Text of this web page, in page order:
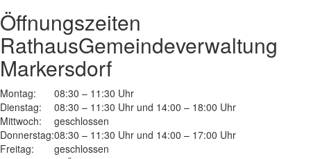
Öffnungszeiten
RathausGemeindeverwaltung
Markersdorf
Montag:
08:30 – 11:30 Uhr
Dienstag:
08:30 – 11:30 Uhr und 14:00 – 18:00 Uhr
Mittwoch:
geschlossen
Donnerstag:08:30 – 11:30 Uhr und 14:00 – 17:00 Uhr
Freitag:
geschlossen